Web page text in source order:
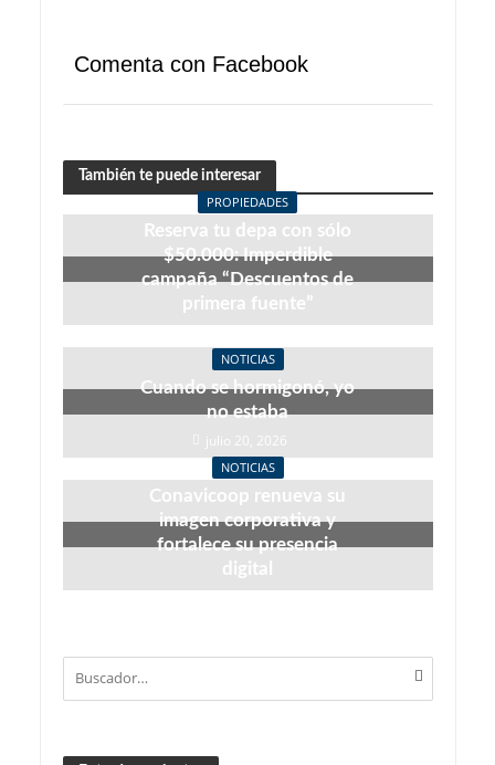
Comenta con Facebook
También te puede interesar
PROPIEDADES
Reserva tu depa con sólo
$50.000: Imperdible
campaña “Descuentos de
primera fuente”
NOTICIAS
Cuando se hormigonó, yo
no estaba
julio 20, 2026
NOTICIAS
Conavicoop renueva su
imagen corporativa y
fortalece su presencia
digital